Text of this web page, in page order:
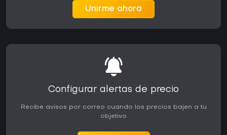
Unirme ahora
Configurar alertas de precio
Recibe avisos por correo cuando los precios bajen a tu
objetivo